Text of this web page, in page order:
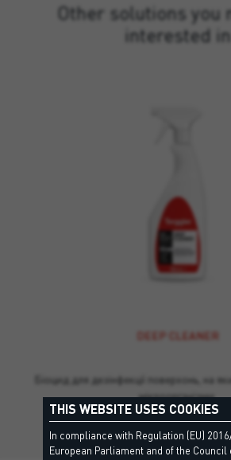
Other solutions you
interested in
DEEP CLEANER
Біоцид для дезінфекції поверхонь, на
мікроорганізми.
THIS WEBSITE USES COOKIES
In compliance with Regulation (EU)
European Parliament and of the Council